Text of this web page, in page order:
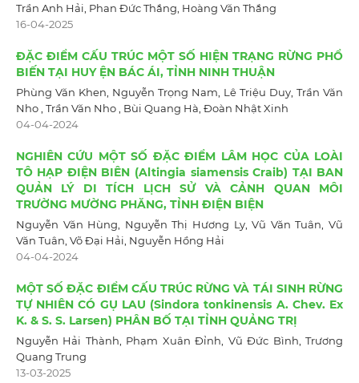
Trần Anh Hải, Phan Đức Thắng, Hoàng Văn Thắng
16-04-2025
ĐẶC ĐIỂM CẤU TRÚC MỘT SỐ HIỆN TRẠNG RỪNG PHỔ
BIẾN TẠI HUY ỆN BÁC ÁI, TỈNH NINH THUẬN
Phùng Văn Khen, Nguyễn Trọng Nam, Lê Triệu Duy, Trần Văn
Nho , Trần Văn Nho , Bùi Quang Hà, Đoàn Nhật Xinh
04-04-2024
NGHIÊN CỨU MỘT SỐ ĐẶC ĐIỂM LÂM HỌC CỦA LOÀI
TÔ HẠP ĐIỆN BIÊN (Altingia siamensis Craib) TẠI BAN
QUẢN LÝ DI TÍCH LỊCH SỬ VÀ CẢNH QUAN MÔI
TRƯỜNG MƯỜNG PHĂNG, TỈNH ĐIỆN BIỆN
Nguyễn Văn Hùng, Nguyễn Thị Hương Ly, Vũ Văn Tuân, Vũ
Văn Tuân, Võ Đại Hải, Nguyễn Hồng Hải
04-04-2024
MỘT SỐ ĐẶC ĐIỂM CẤU TRÚC RỪNG VÀ TÁI SINH RỪNG
TỰ NHIÊN CÓ GỤ LAU (Sindora tonkinensis A. Chev. Ex
K. & S. S. Larsen) PHÂN BỐ TẠI TỈNH QUẢNG TRỊ
Nguyễn Hải Thành, Phạm Xuân Đỉnh, Vũ Đức Bình, Trương
Quang Trung
13-03-2025